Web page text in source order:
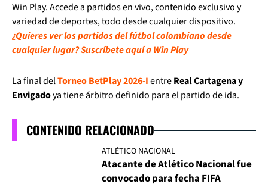
Win Play. Accede a partidos en vivo, contenido exclusivo y
variedad de deportes, todo desde cualquier dispositivo.
¿Quieres ver los partidos del fútbol colombiano desde
cualquier lugar? Suscríbete aquí a Win Play
La final delTorneo BetPlay 2026-IentreReal Cartagena y
Envigadoya tiene árbitro definido para el partido de ida.
CONTENIDO RELACIONADO
ATLÉTICO NACIONAL
Atacante de Atlético Nacional fue
convocado para fecha FIFA